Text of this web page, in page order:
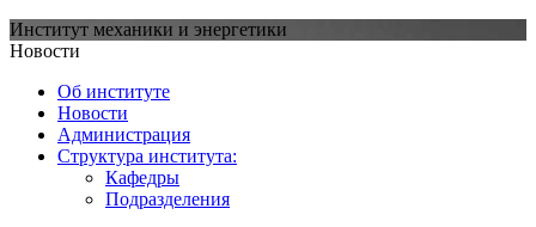
Институт механики и энергетики
Новости
Об институте
Новости
Администрация
Структура института:
Кафедры
Подразделения